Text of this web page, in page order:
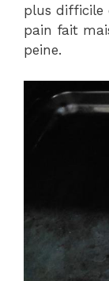
plus difficile
pain fait
peine.